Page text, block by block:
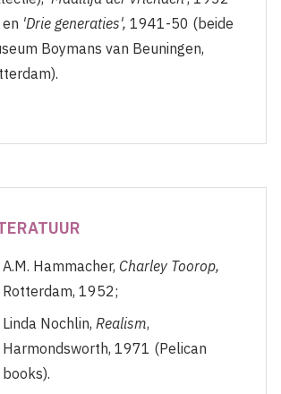
'Drie generaties', 1941-50 (beide
Boymans van Beuningen,
A.M. Hammacher, Charley Toorop,
Rotterdam, 1952;
Linda Nochlin, Realism,
Harmondsworth, 1971 (Pelican
books).